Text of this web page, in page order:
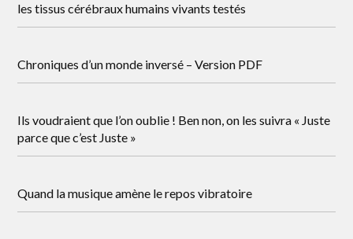
les tissus cérébraux humains vivants testés
Chroniques d’un monde inversé – Version PDF
Ils voudraient que l’on oublie ! Ben non, on les suivra « Juste
parce que c’est Juste »
Quand la musique amène le repos vibratoire